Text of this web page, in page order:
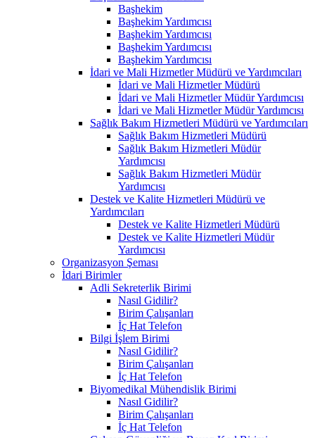
Başhekim
Başhekim Yardımcısı
Başhekim Yardımcısı
Başhekim Yardımcısı
Başhekim Yardımcısı
İdari ve Mali Hizmetler Müdürü ve Yardımcıları
İdari ve Mali Hizmetler Müdürü
İdari ve Mali Hizmetler Müdür Yardımcısı
İdari ve Mali Hizmetler Müdür Yardımcısı
Sağlık Bakım Hizmetleri Müdürü ve Yardımcıları
Sağlık Bakım Hizmetleri Müdürü
Sağlık Bakım Hizmetleri Müdür
Yardımcısı
Sağlık Bakım Hizmetleri Müdür
Yardımcısı
Destek ve Kalite Hizmetleri Müdürü ve
Yardımcıları
Destek ve Kalite Hizmetleri Müdürü
Destek ve Kalite Hizmetleri Müdür
Yardımcısı
Organizasyon Şeması
İdari Birimler
Adli Sekreterlik Birimi
Nasıl Gidilir?
Birim Çalışanları
İç Hat Telefon
Bilgi İşlem Birimi
Nasıl Gidilir?
Birim Çalışanları
İç Hat Telefon
Biyomedikal Mühendislik Birimi
Nasıl Gidilir?
Birim Çalışanları
İç Hat Telefon